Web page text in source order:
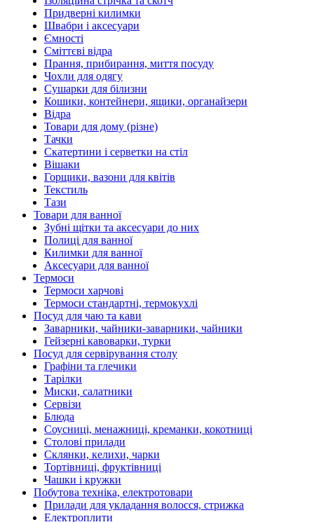
Придверні килимки
Швабри і аксесуари
Ємності
Сміттєві відра
Прання, прибирання, миття посуду
Чохли для одягу
Сушарки для білизни
Кошики, контейнери, ящики, органайзери
Відра
Товари для дому (різне)
Тачки
Скатертини і серветки на стіл
Вішаки
Горщики, вазони для квітів
Текстиль
Тази
Товари для ванної
Зубні щітки та аксесуари до них
Полиці для ванної
Килимки для ванної
Аксесуари для ванної
Термоси
Термоси харчові
Термоси стандартні, термокухлі
Посуд для чаю та кави
Заварники, чайники-заварники, чайники
Гейзерні кавоварки, турки
Посуд для сервірування столу
Графіни та глечики
Тарілки
Миски, салатники
Сервізи
Блюда
Соусниці, менажниці, креманки, кокотниці
Столові прилади
Склянки, келихи, чарки
Тортівниці, фруктівниці
Чашки і кружки
Побутова техніка, електротовари
Прилади для укладання волосся, стрижка
Електроплити